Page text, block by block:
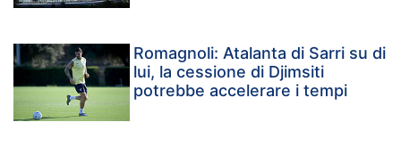
Romagnoli: Atalanta di Sarri su di
lui, la cessione di Djimsiti
potrebbe accelerare i tempi